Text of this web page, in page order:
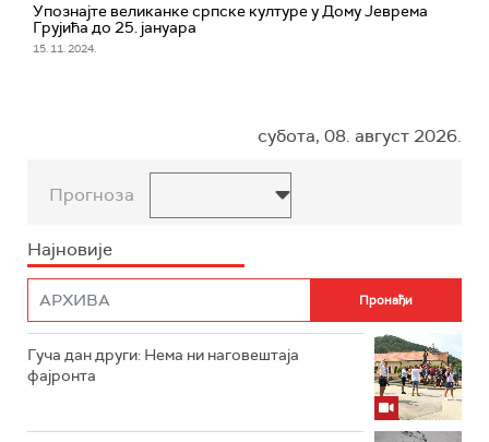
Упознајте великанке српске културе у Дому Јеврема
Грујића до 25. јануара
15. 11. 2024.
субота, 08. август 2026.
Прогноза
Најновије
Гуча дан други: Нема ни наговештаја
фајронта